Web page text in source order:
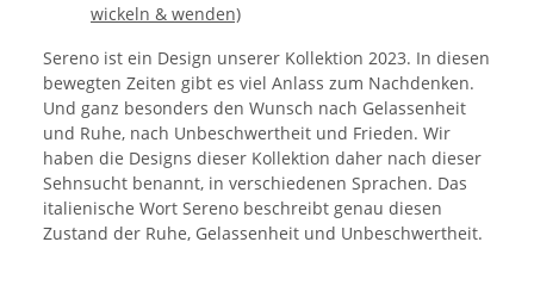
wickeln & wenden)
Sereno ist ein Design unserer Kollektion 2023. In diesen
bewegten Zeiten gibt es viel Anlass zum Nachdenken.
Und ganz besonders den Wunsch nach Gelassenheit
und Ruhe, nach Unbeschwertheit und Frieden. Wir
haben die Designs dieser Kollektion daher nach dieser
Sehnsucht benannt, in verschiedenen Sprachen. Das
italienische Wort Sereno beschreibt genau diesen
Zustand der Ruhe, Gelassenheit und Unbeschwertheit.